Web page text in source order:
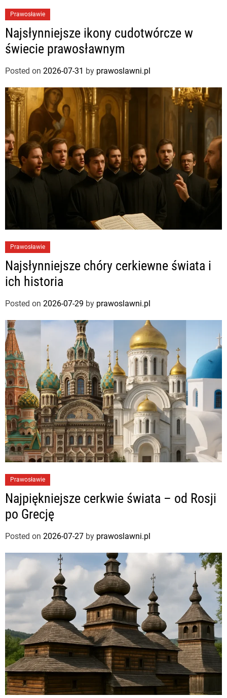
Prawosławie
Najsłynniejsze ikony cudotwórcze w
świecie prawosławnym
Posted on 2026-07-31 by prawoslawni.pl
Prawosławie
Najsłynniejsze chóry cerkiewne świata i
ich historia
Posted on 2026-07-29 by prawoslawni.pl
Prawosławie
Najpiękniejsze cerkwie świata – od Rosji
po Grecję
Posted on 2026-07-27 by prawoslawni.pl